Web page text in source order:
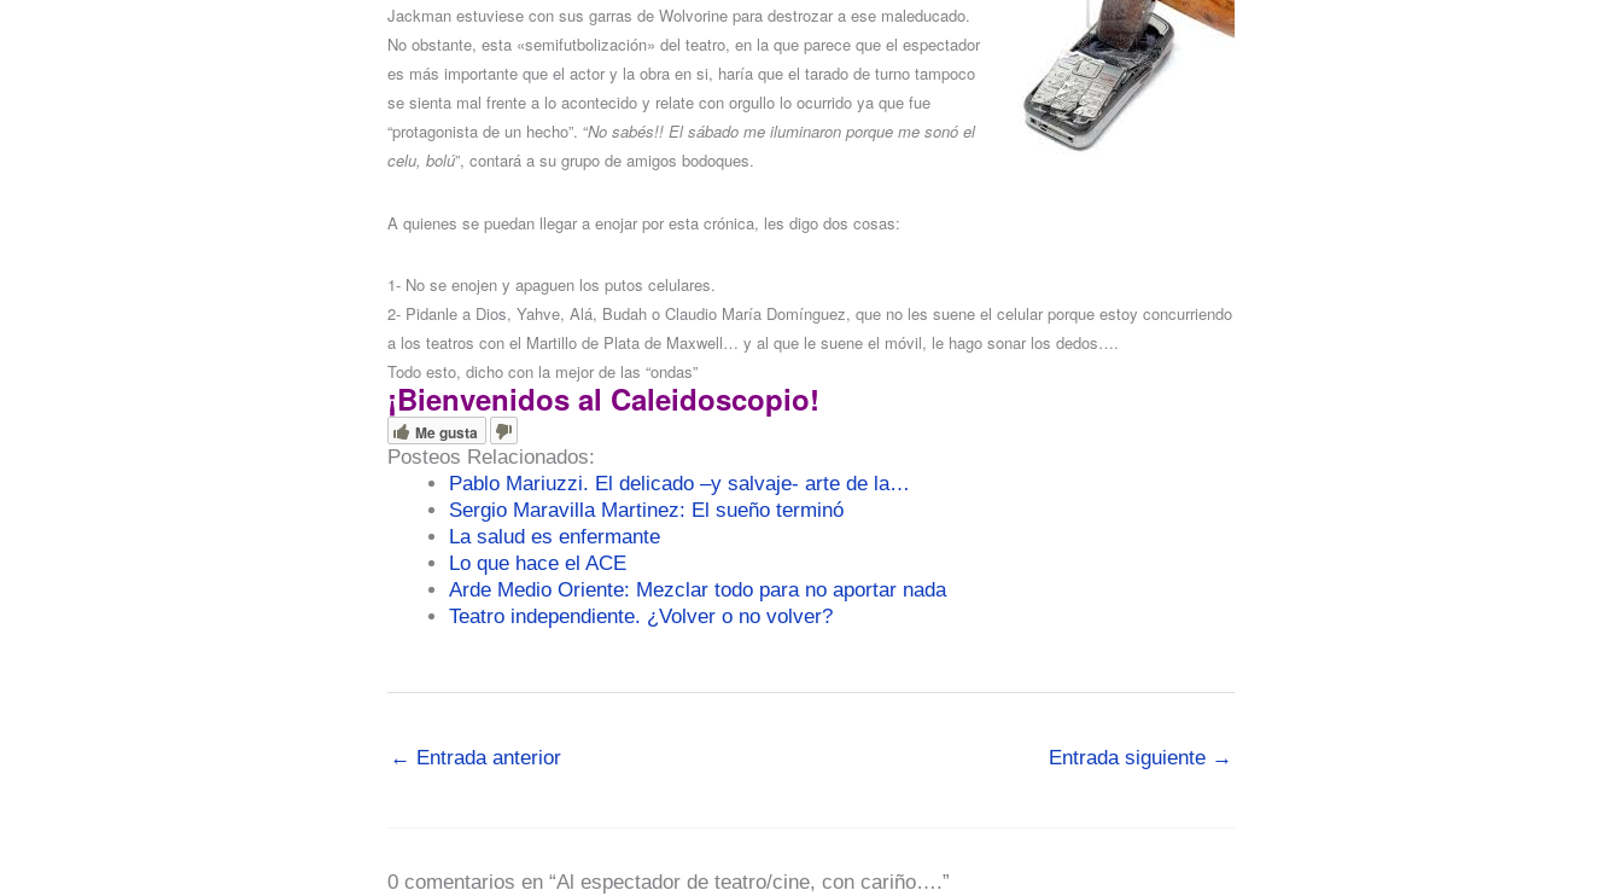
Jackman estuviese con sus garras de Wolvorine para destrozar a ese maleducado.
No obstante, esta «semifutbolización» del teatro, en la que parece que el espectador
es más importante que el actor y la obra en si, haría que el tarado de turno tampoco
se sienta mal frente a lo acontecido y relate con orgullo lo ocurrido ya que fue
“protagonista de un hecho”. “No sabés!! El sábado me iluminaron porque me sonó el
celu, bolú”, contará a su grupo de amigos bodoques.
A quienes se puedan llegar a enojar por esta crónica, les digo dos cosas:
1- No se enojen y apaguen los putos celulares.
2- Pidanle a Dios, Yahve, Alá, Budah o Claudio María Domínguez, que no les suene el celular porque estoy concurriendo
a los teatros con el Martillo de Plata de Maxwell… y al que le suene el móvil, le hago sonar los dedos….
Todo esto, dicho con la mejor de las “ondas”
¡Bienvenidos al Caleidoscopio!
Me gusta
Posteos Relacionados:
Pablo Mariuzzi. El delicado –y salvaje- arte de la…
Sergio Maravilla Martinez: El sueño terminó
La salud es enfermante
Lo que hace el ACE
Arde Medio Oriente: Mezclar todo para no aportar nada
Teatro independiente. ¿Volver o no volver?
← Entrada anterior Entrada siguiente →
0 comentarios en “Al espectador de teatro/cine, con cariño….”